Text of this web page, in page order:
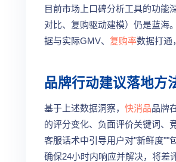
目前市场上口碑分析工具的功能
对比、复购驱动建模）仍是蓝海
据与实际GMV、 复购率数据打通
品牌行动建议落地方
基于上述数据洞察， 快消品品牌
的评分变化、负面评价关键词、
客服话术中引导用户对"新鲜度""
确保24小时内响应并解决，将差